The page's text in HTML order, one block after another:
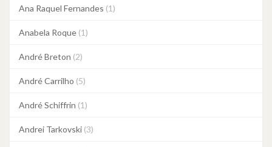
Ana Raquel Fernandes (1)
Anabela Roque (1)
André Breton (2)
André Carrilho (5)
André Schiffrin (1)
Andrei Tarkovski (3)